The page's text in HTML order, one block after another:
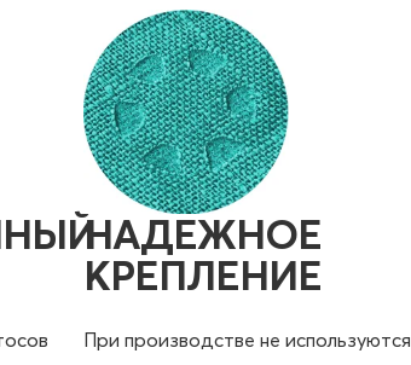
НАДЕЖНОЕ
КРЕПЛЕНИЕ
При производстве не используются